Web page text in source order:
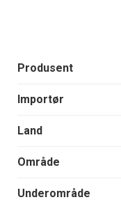
Produsent
Importør
Land
Område
Underområde